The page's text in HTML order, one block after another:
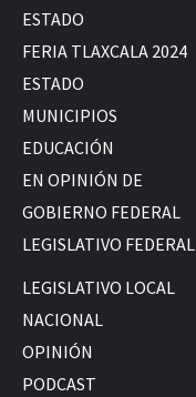
ESTADO
FERIA TLAXCALA 2024
ESTADO
MUNICIPIOS
EDUCACIÓN
EN OPINIÓN DE
GOBIERNO FEDERAL
LEGISLATIVO FEDERAL
LEGISLATIVO LOCAL
NACIONAL
OPINIÓN
PODCAST